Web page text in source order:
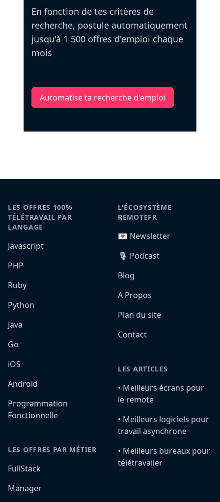
En fonction de tes critères de
recherche, postule automatiquement
jusqu'à 1 500 offres d'emploi chaque
mois
Automatise ta recherche d'emploi
LES OFFRES 100%
TÉLÉTRAVAIL PAR
LANGAGE
Javascript
PHP
Ruby
Python
Java
Go
iOS
Android
Programmation
Fonctionnelle
LES OFFRES PAR MÉTIER
FullStack
Manager
L'ÉCOSYSTÈME
REMOTEFR
💌 Newsletter
🎙️ Podcast
Blog
A Propos
Plan du site
Contact
LES ARTICLES
•️ Meilleurs écrans pour
le remote
•️ Meilleurs logiciels pour
travail asynchrone
•️ Meilleurs bureaux pour
télétravailer